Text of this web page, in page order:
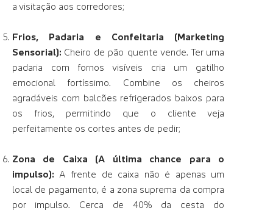
a visitação aos corredores;
Frios, Padaria e Confeitaria (Marketing
Sensorial): Cheiro de pão quente vende. Ter uma
padaria com fornos visíveis cria um gatilho
emocional fortíssimo. Combine os cheiros
agradáveis com balcões refrigerados baixos para
os frios, permitindo que o cliente veja
perfeitamente os cortes antes de pedir;
Zona de Caixa (A última chance para o
impulso): A frente de caixa não é apenas um
local de pagamento, é a zona suprema da compra
por impulso. Cerca de 40% da cesta do